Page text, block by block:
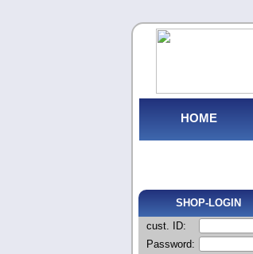
HOME
SHOP-LOGIN
cust. ID:
Password: